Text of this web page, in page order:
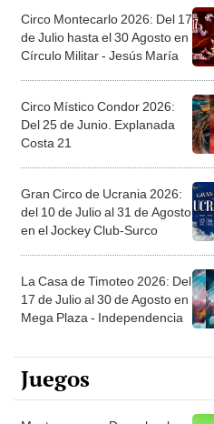
Circo Montecarlo 2026: Del 17
de Julio hasta el 30 Agosto en
Círculo Militar - Jesús María
Circo Místico Condor 2026:
Del 25 de Junio. Explanada
Costa 21
Gran Circo de Ucrania 2026:
del 10 de Julio al 31 de Agosto
en el Jockey Club-Surco
La Casa de Timoteo 2026: Del
17 de Julio al 30 de Agosto en
Mega Plaza - Independencia
Juegos